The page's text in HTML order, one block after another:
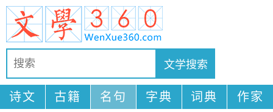
诗文 古籍 名句 字典 词典 作家